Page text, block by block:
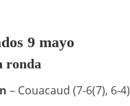
9 mayo
ronda
– Couacaud (7-6(7), 6-4)